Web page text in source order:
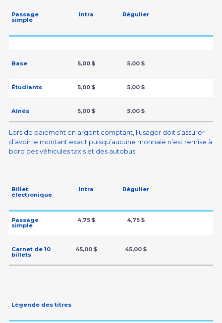
Passage
simple
Intra Régulier
Base 5,00 $ 5,00 $
Étudiants 5,00 $ 5,00 $
Aînés 5,00 $ 5,00 $
Lors de paiement en argent comptant, l’usager doit s’assurer
d’avoir le montant exact puisqu’aucune monnaie n’est remise à
bord des véhicules taxis et des autobus.
Billet
électronique
Intra Régulier
Passage
simple
4,75 $ 4,75 $
Carnet de 10
billets
45,00 $ 45,00 $
Légende des titres